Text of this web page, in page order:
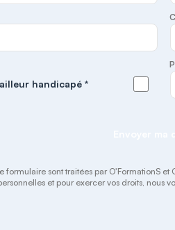
handicapé *
formulaire sont traitées par O'FormationS
et pour exercer vos droits, nous